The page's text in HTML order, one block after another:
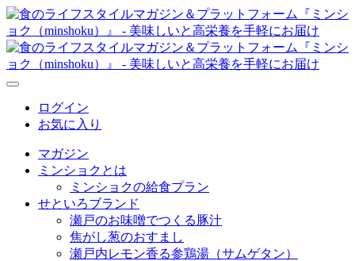
ログイン
お気に入り
マガジン
ミンショクとは
ミンショクの給食プラン
せといろブランド
瀬戸のお味噌でつくる豚汁
焦がし葱のおすまし
瀬戸内レモン香る参鶏湯（サムゲタン）